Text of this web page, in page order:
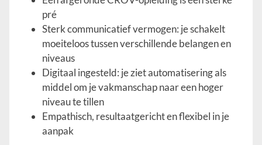
pré
Sterk communicatief vermogen: je schakelt
moeiteloos tussen verschillende belangen en
niveaus
Digitaal ingesteld: je ziet automatisering als
middel om je vakmanschap naar een hoger
niveau te tillen
Empathisch, resultaatgericht en flexibel in je
aanpak